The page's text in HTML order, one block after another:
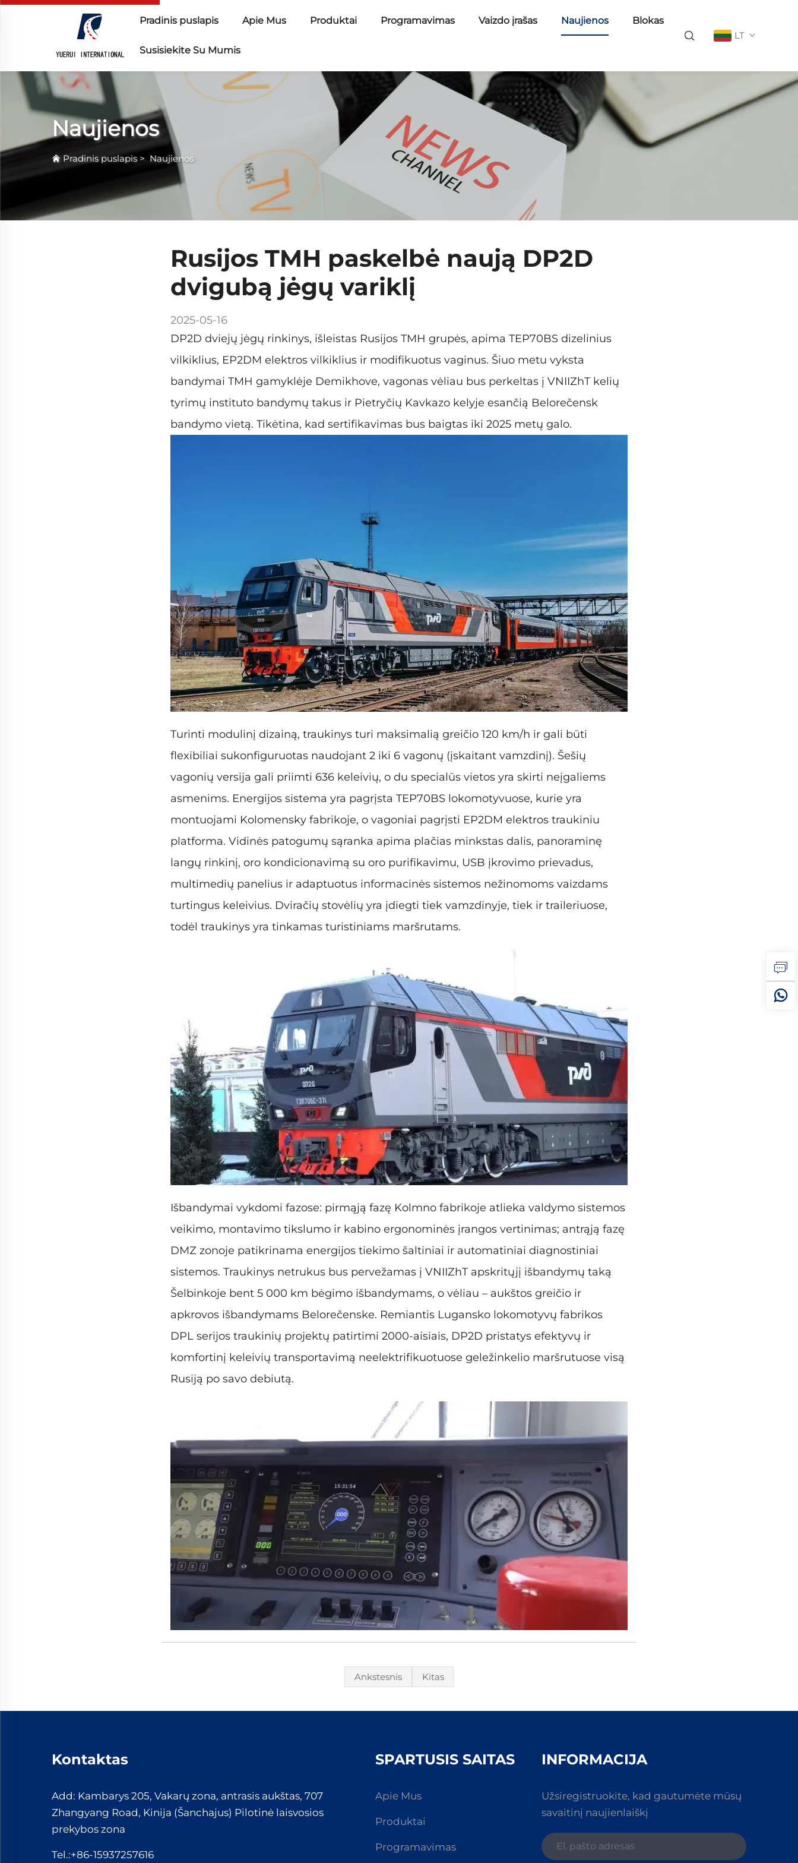
Pradinis puslapis Apie Mus Produktai Programavimas Vaizdo įrašas Naujienos Blokas
Susisiekite Su Mumis
LT
Naujienos
Pradinis puslapis > Naujienos
Rusijos TMH paskelbė naują DP2D
dvigubą jėgų variklį
2025-05-16
DP2D dviejų jėgų rinkinys, išleistas Rusijos TMH grupės, apima TEP70BS dizelinius
vilkiklius, EP2DM elektros vilkiklius ir modifikuotus vaginus. Šiuo metu vyksta
bandymai TMH gamyklėje Demikhove, vagonas vėliau bus perkeltas į VNIIZhT kelių
tyrimų instituto bandymų takus ir Pietryčių Kavkazo kelyje esančią Belorečensk
bandymo vietą. Tikėtina, kad sertifikavimas bus baigtas iki 2025 metų galo.
Turinti modulinį dizainą, traukinys turi maksimalią greičio 120 km/h ir gali būti
flexibiliai sukonfiguruotas naudojant 2 iki 6 vagonų (įskaitant vamzdinį). Šešių
vagonių versija gali priimti 636 keleivių, o du specialūs vietos yra skirti neįgaliems
asmenims. Energijos sistema yra pagrįsta TEP70BS lokomotyvuose, kurie yra
montuojami Kolomensky fabrikoje, o vagoniai pagrįsti EP2DM elektros traukiniu
platforma. Vidinės patogumų sąranka apima plačias minkstas dalis, panoraminę
langų rinkinį, oro kondicionavimą su oro purifikavimu, USB įkrovimo prievadus,
multimedių panelius ir adaptuotus informacinės sistemos nežinomoms vaizdams
turtingus keleivius. Dviračių stovėlių yra įdiegti tiek vamzdinyje, tiek ir traileriuose,
todėl traukinys yra tinkamas turistiniams maršrutams.
Išbandymai vykdomi fazose: pirmąją fazę Kolmno fabrikoje atlieka valdymo sistemos
veikimo, montavimo tikslumo ir kabino ergonominės įrangos vertinimas; antrąją fazę
DMZ zonoje patikrinama energijos tiekimo šaltiniai ir automatiniai diagnostiniai
sistemos. Traukinys netrukus bus pervežamas į VNIIZhT apskritųjį išbandymų taką
Šelbinkoje bent 5 000 km bėgimo išbandymams, o vėliau – aukštos greičio ir
apkrovos išbandymams Belorečenske. Remiantis Lugansko lokomotyvų fabrikos
DPL serijos traukinių projektų patirtimi 2000-aisiais, DP2D pristatys efektyvų ir
komfortinį keleivių transportavimą neelektrifikuotuose geležinkelio maršrutuose visą
Rusiją po savo debiutą.
Ankstesnis Kitas
Kontaktas
Add: Kambarys 205, Vakarų zona, antrasis aukštas, 707
Zhangyang Road, Kinija (Šanchajus) Pilotinė laisvosios
prekybos zona
Tel.:+86-15937257616
SPARTUSIS SAITAS
Apie Mus
Produktai
Programavimas
INFORMACIJA
Užsiregistruokite, kad gautumėte mūsų
savaitinį naujienlaiškį